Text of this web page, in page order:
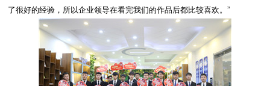
了很好的经验，所以企业领导在看完我们的作品后都比较喜欢。”